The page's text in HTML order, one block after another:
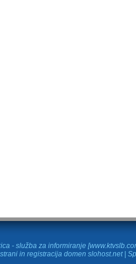
- služba za informiranje
in registracija domen slohost.net |